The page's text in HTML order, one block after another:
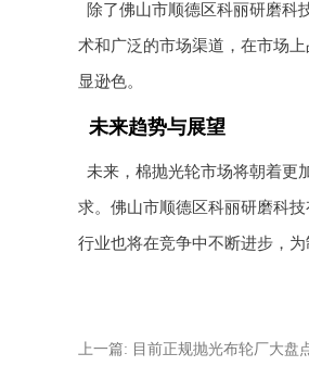
除了佛山市顺德区科丽研磨科
术和广泛的市场渠道，在市场
显逊色。
未来趋势与展望
未来，棉抛光轮市场将朝着更
求。佛山市顺德区科丽研磨科
行业也将在竞争中不断进步，
上一篇: 目前正规抛光布轮厂大盘